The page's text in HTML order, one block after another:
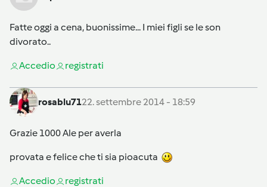
Fatte oggi a cena, buonissime... I miei figli se le son
divorato..
Accedio registrati
rosablu7122. settembre 2014 - 18:59
Grazie 1000 Ale per averla
provata e felice che ti sia pioacuta
Accedio registrati